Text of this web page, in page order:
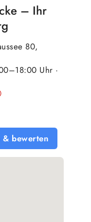
– Ihr
80,
Uhr ·
bewerten